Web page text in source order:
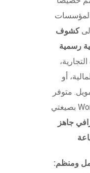
كشوف
رسمية
أو
متوفر
جاهز
ومنظم: